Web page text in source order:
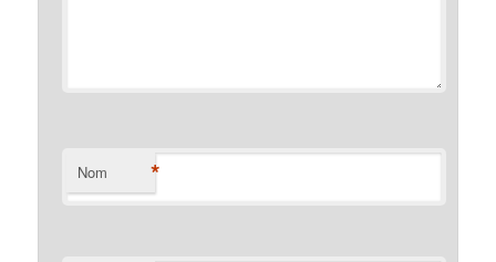
Nom *